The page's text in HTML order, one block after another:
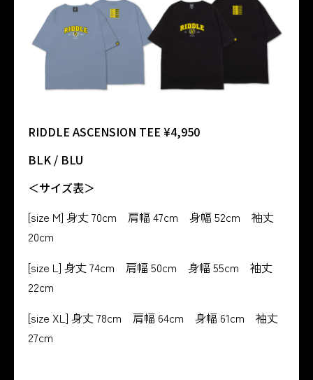
RIDDLE ASCENSION TEE ¥4,950
BLK / BLU
＜サイズ表＞
[size M] 身丈 70cm 肩幅 47cm 身幅 52cm 袖丈
20cm
[size L] 身丈 74cm 肩幅 50cm 身幅 55cm 袖丈
22cm
[size XL] 身丈 78cm 肩幅 64cm 身幅 61cm 袖丈
27cm